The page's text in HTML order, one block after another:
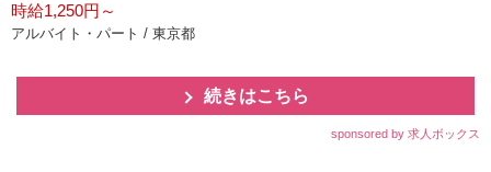
時給1,250円～
アルバイト・パート / 東京都
続きはこちら
sponsored by 求人ボックス